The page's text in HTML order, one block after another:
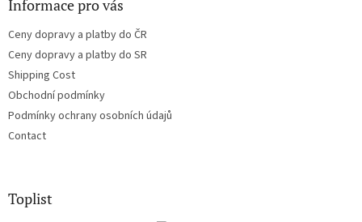
Informace pro vás
Ceny dopravy a platby do ČR
Ceny dopravy a platby do SR
Shipping Cost
Obchodní podmínky
Podmínky ochrany osobních údajů
Contact
Toplist